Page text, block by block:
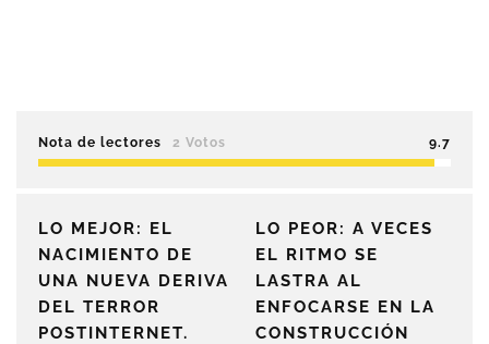
Nota de lectores 2 Votos 9.7
LO MEJOR: EL
NACIMIENTO DE
UNA NUEVA DERIVA
DEL TERROR
POSTINTERNET.
LO PEOR: A VECES
EL RITMO SE
LASTRA AL
ENFOCARSE EN LA
CONSTRUCCIÓN